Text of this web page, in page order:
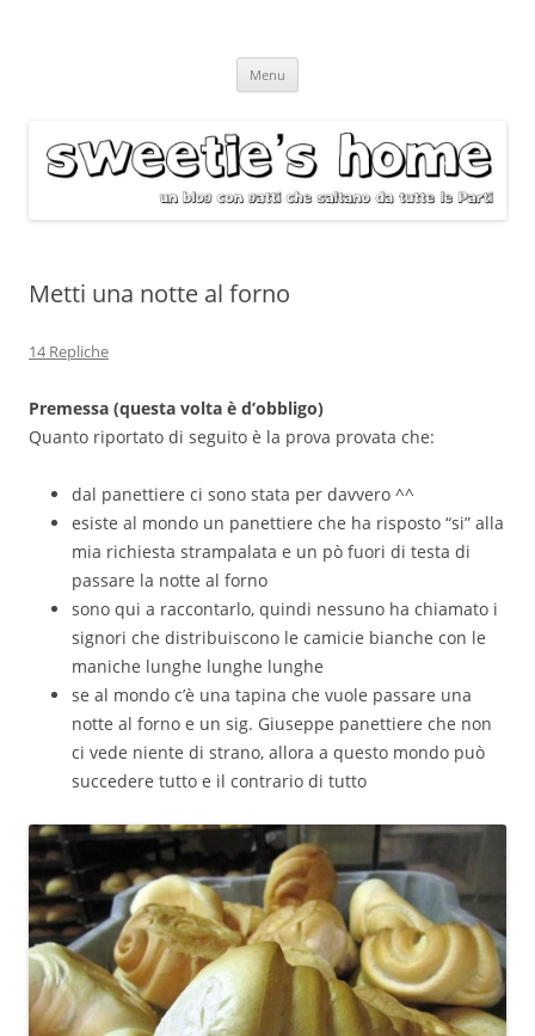
Menu
Metti una notte al forno
14 Repliche
Premessa (questa volta è d’obbligo)
Quanto riportato di seguito è la prova provata che:
dal panettiere ci sono stata per davvero ^^
esiste al mondo un panettiere che ha risposto “si” alla
mia richiesta strampalata e un pò fuori di testa di
passare la notte al forno
sono qui a raccontarlo, quindi nessuno ha chiamato i
signori che distribuiscono le camicie bianche con le
maniche lunghe lunghe lunghe
se al mondo c’è una tapina che vuole passare una
notte al forno e un sig. Giuseppe panettiere che non
ci vede niente di strano, allora a questo mondo può
succedere tutto e il contrario di tutto